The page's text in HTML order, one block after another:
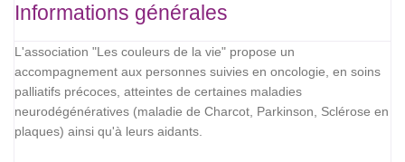
Informations générales
L'association "Les couleurs de la vie" propose un
accompagnement aux personnes suivies en oncologie, en soins
palliatifs précoces, atteintes de certaines maladies
neurodégénératives (maladie de Charcot, Parkinson, Sclérose en
plaques) ainsi qu'à leurs aidants.